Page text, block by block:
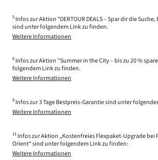
5 Infos zur Aktion "DERTOUR DEALS – Spar dir die
sind unter folgendem Link zu finden.
Weitere Informationen
6 Infos zur Aktion "Summer in the City – bis zu 20 %
folgendem Link zu finden.
Weitere Informationen
9 Infos zur 3 Tage Bestpreis-Garantie sind unter
Weitere Informationen
11 Infos zur Aktion „Kostenfreies Flexpaket-Upgrade bei
Orient“ sind unter folgendem Link zu finden:
Weitere Informationen